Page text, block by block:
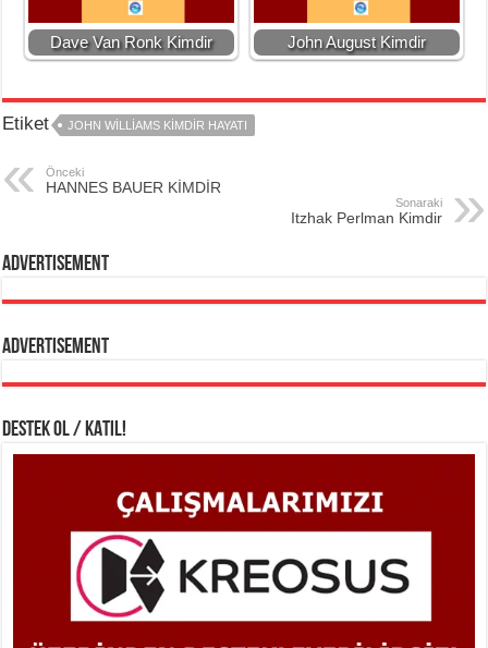
Dave Van Ronk Kimdir John August Kimdir
Etiket JOHN WILLIAMS KIMDIR HAYATI
Önceki
HANNES BAUER KİMDİR
Sonaraki
Itzhak Perlman Kimdir
Advertisement
Advertisement
DESTEK OL / KATIL!